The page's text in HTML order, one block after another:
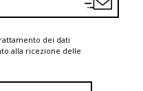
dei dati
alla ricezione delle